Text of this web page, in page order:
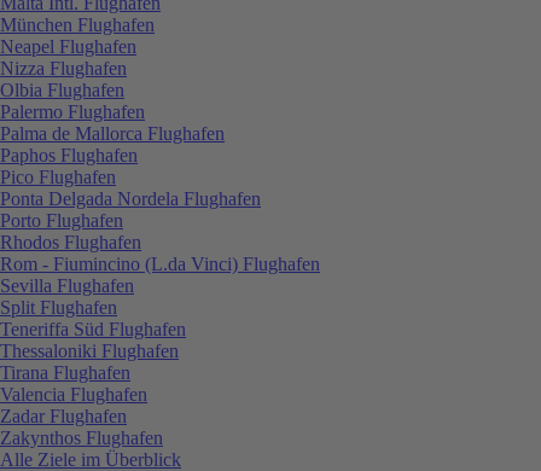
München Flughafen
Neapel Flughafen
Nizza Flughafen
Olbia Flughafen
Palermo Flughafen
Palma de Mallorca Flughafen
Paphos Flughafen
Pico Flughafen
Ponta Delgada Nordela Flughafen
Porto Flughafen
Rhodos Flughafen
Rom - Fiumincino (L.da Vinci) Flughafen
Sevilla Flughafen
Split Flughafen
Teneriffa Süd Flughafen
Thessaloniki Flughafen
Tirana Flughafen
Valencia Flughafen
Zadar Flughafen
Zakynthos Flughafen
Alle Ziele im Überblick